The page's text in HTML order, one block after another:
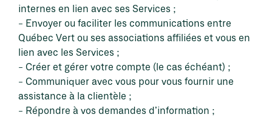
internes en lien avec ses Services ;
Envoyer ou faciliter les communications entre
Québec Vert ou ses associations affiliées et vous en
lien avec les Services ;
Créer et gérer votre compte (le cas échéant) ;
Communiquer avec vous pour vous fournir une
assistance à la clientèle ;
Répondre à vos demandes d’information ;